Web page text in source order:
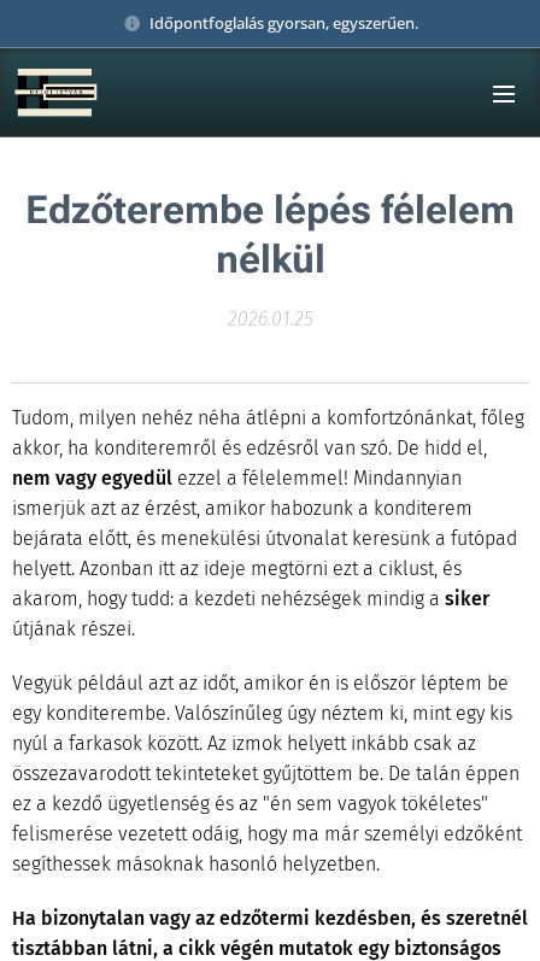
Időpontfoglalás gyorsan, egyszerűen.
Edzőterembe lépés félelem
nélkül
2026.01.25
Tudom, milyen nehéz néha átlépni a komfortzónánkat, főleg
akkor, ha konditeremről és edzésről van szó. De hidd el,
nem vagy egyedül ezzel a félelemmel! Mindannyian
ismerjük azt az érzést, amikor habozunk a konditerem
bejárata előtt, és menekülési útvonalat keresünk a futópad
helyett. Azonban itt az ideje megtörni ezt a ciklust, és
akarom, hogy tudd: a kezdeti nehézségek mindig a siker
útjának részei.
Vegyük például azt az időt, amikor én is először léptem be
egy konditerembe. Valószínűleg úgy néztem ki, mint egy kis
nyúl a farkasok között. Az izmok helyett inkább csak az
összezavarodott tekinteteket gyűjtöttem be. De talán éppen
ez a kezdő ügyetlenség és az "én sem vagyok tökéletes"
felismerése vezetett odáig, hogy ma már személyi edzőként
segíthessek másoknak hasonló helyzetben.
Ha bizonytalan vagy az edzőtermi kezdésben, és szeretnél
tisztábban látni, a cikk végén mutatok egy biztonságos